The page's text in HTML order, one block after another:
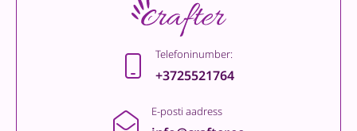
Telefoninumber:
+3725521764
E-posti aadress